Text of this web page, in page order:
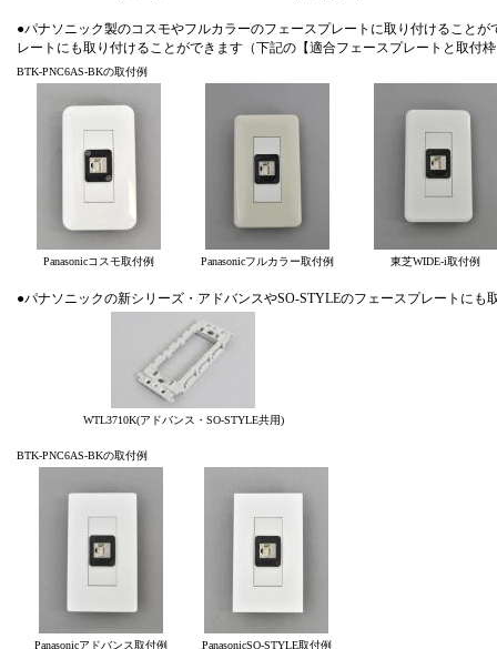
●パナソニック製のコスモやフルカラーのフェースプレートに取り付けること
レートにも取り付けることができます（下記の【適合フェースプレートと取付
BTK-PNC6AS-BKの取付例
Panasonicコスモ取付例 Panasonicフルカラー取付例 東芝WIDE-i取付例
●パナソニックの新シリーズ・アドバンスやSO-STYLEのフェースプレートにも
WTL3710K(アドバンス・SO-STYLE共用)
BTK-PNC6AS-BKの取付例
Panasonicアドバンス取付例 PanasonicSO-STYLE取付例